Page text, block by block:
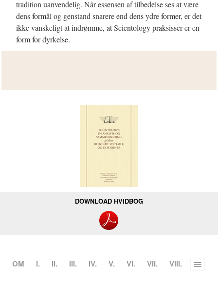
tradition uanvendelig. Når essensen af tilbedelse ses at være
dens formål og genstand snarere end dens ydre former, er det
ikke vanskeligt at indrømme, at Scientology praksisser er en
form for dyrkelse.
DOWNLOAD HVIDBOG
OM I. II. III. IV. V. VI. VII. VIII. Toggle